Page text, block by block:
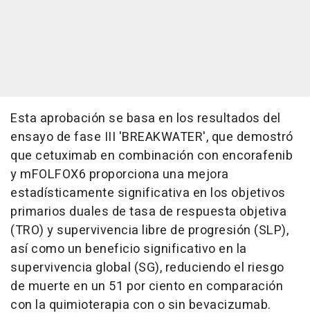
Esta aprobación se basa en los resultados del
ensayo de fase III 'BREAKWATER', que demostró
que cetuximab en combinación con encorafenib
y mFOLFOX6 proporciona una mejora
estadísticamente significativa en los objetivos
primarios duales de tasa de respuesta objetiva
(TRO) y supervivencia libre de progresión (SLP),
así como un beneficio significativo en la
supervivencia global (SG), reduciendo el riesgo
de muerte en un 51 por ciento en comparación
con la quimioterapia con o sin bevacizumab.